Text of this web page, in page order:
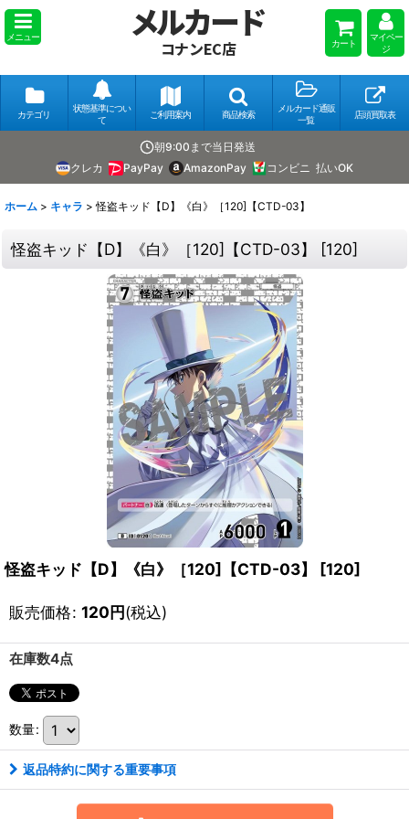
メニュー メルカード
コナンEC店 カート
マイペー
ジ
カテゴリ
状態基準につい
て
ご利用案内 商品検索
メルカード通販
一覧
店頭買取表
朝9:00まで当日発送
クレカ
PayPay AmazonPay コンビニ 払いOK
ホーム > キャラ > 怪盗キッド【D】《白》［120]【CTD-03】
怪盗キッド【D】《白》［120]【CTD-03】 [120]
怪盗キッド【D】《白》［120]【CTD-03】 [120]
販売価格: 120円(税込)
在庫数4点
数量:
返品特約に関する重要事項